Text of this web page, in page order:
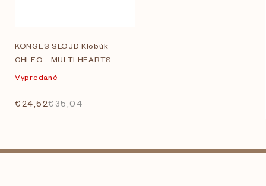
KONGES SLOJD Klobúk
CHLEO - MULTI HEARTS
Vypredané
€24,52€35,04